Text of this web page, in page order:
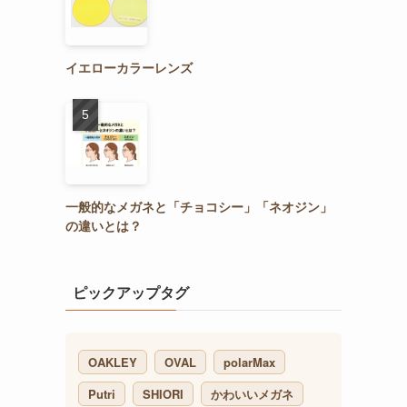
イエローカラーレンズ
一般的なメガネと「チョコシー」「ネオジン」
の違いとは？
ピックアップタグ
OAKLEY OVAL
polarMax
Putri
SHIORI
かわいいメガネ